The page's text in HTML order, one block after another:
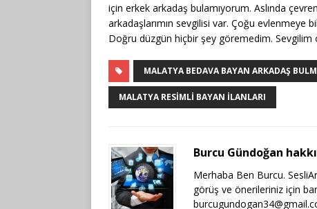
için erkek arkadaş bulamıyorum. Aslında
arkadaşlarımın sevgilisi var. Çoğu evlenmeye
Doğru düzgün hiçbir şey göremedim. Sevgilim
MALATYA BEDAVA BAYAN ARKADAŞ
MALATYA RESIMLI BAYAN İLANLARI
Burcu Gündoğan
Merhaba Ben Burcu.
görüş ve önerileriniz için